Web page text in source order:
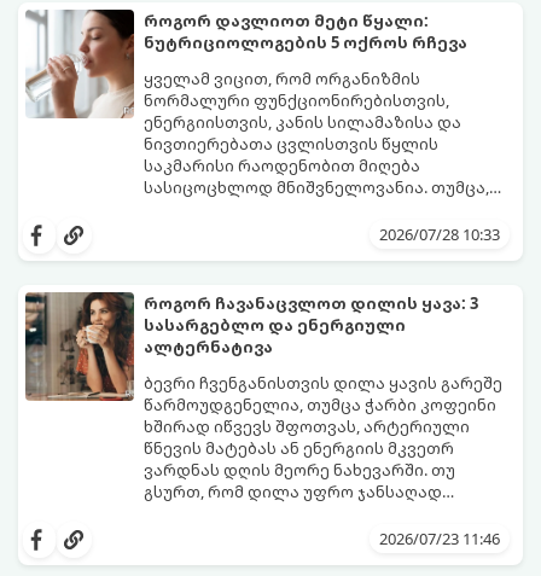
საშუალოდ 40-დან 50 წლამდე ასაკში იწყება
და შესაძლოა 4-დან 8 წლამდე
გაგრძელდეს).
იმისათვის, რომ ეს პერიოდი შფოთვის
გარეშე გაიაროთ, მნიშვნელოვანია
იცოდეთ, რა სიგნალებს გზავნის ორგანიზმი
და როგორ შეიმსუბუქოთ მდგომარეობა
მეან-გინეკოლოგებისა და
ნუტრიციოლოგების რეკომენდაციებით.
როგორ დავლიოთ მეტი წყალი:
ნუტრიციოლოგების 5 ოქროს რჩევა
ყველამ ვიცით, რომ ორგანიზმის
ნორმალური ფუნქციონირებისთვის,
ენერგიისთვის, კანის სილამაზისა და
ნივთიერებათა ცვლისთვის წყლის
საკმარისი რაოდენობით მიღება
სასიცოცხლოდ მნიშვნელოვანია. თუმცა,
უბრალოდ ჩვევის არქონის გამო, დღის
გამოწვევად რჩება.
დალევა ან მისი გემო მოსაწყენი
დაგეხმარებათ, წყლის სმა
ყოველდღიურ, სასიამოვნო ჩვევად
აქციოთ.
2026/07/28 10:33
როგორ ჩავანაცვლოთ დილის ყავა: 3
სასარგებლო და ენერგიული
ალტერნატივა
ბევრი ჩვენგანისთვის დილა ყავის გარეშე
წარმოუდგენელია, თუმცა ჭარბი კოფეინი
ხშირად იწვევს შფოთვას, არტერიული
წნევის მატებას ან ენერგიის მკვეთრ
ვარდნას დღის მეორე ნახევარში. თუ
გსურთ, რომ დილა უფრო ჯანსაღად
შეინარჩუნოთ, ექსპერტები ყავის სამ
თქვენთვის სასურველი სასმელი:2026/07/23 11:46